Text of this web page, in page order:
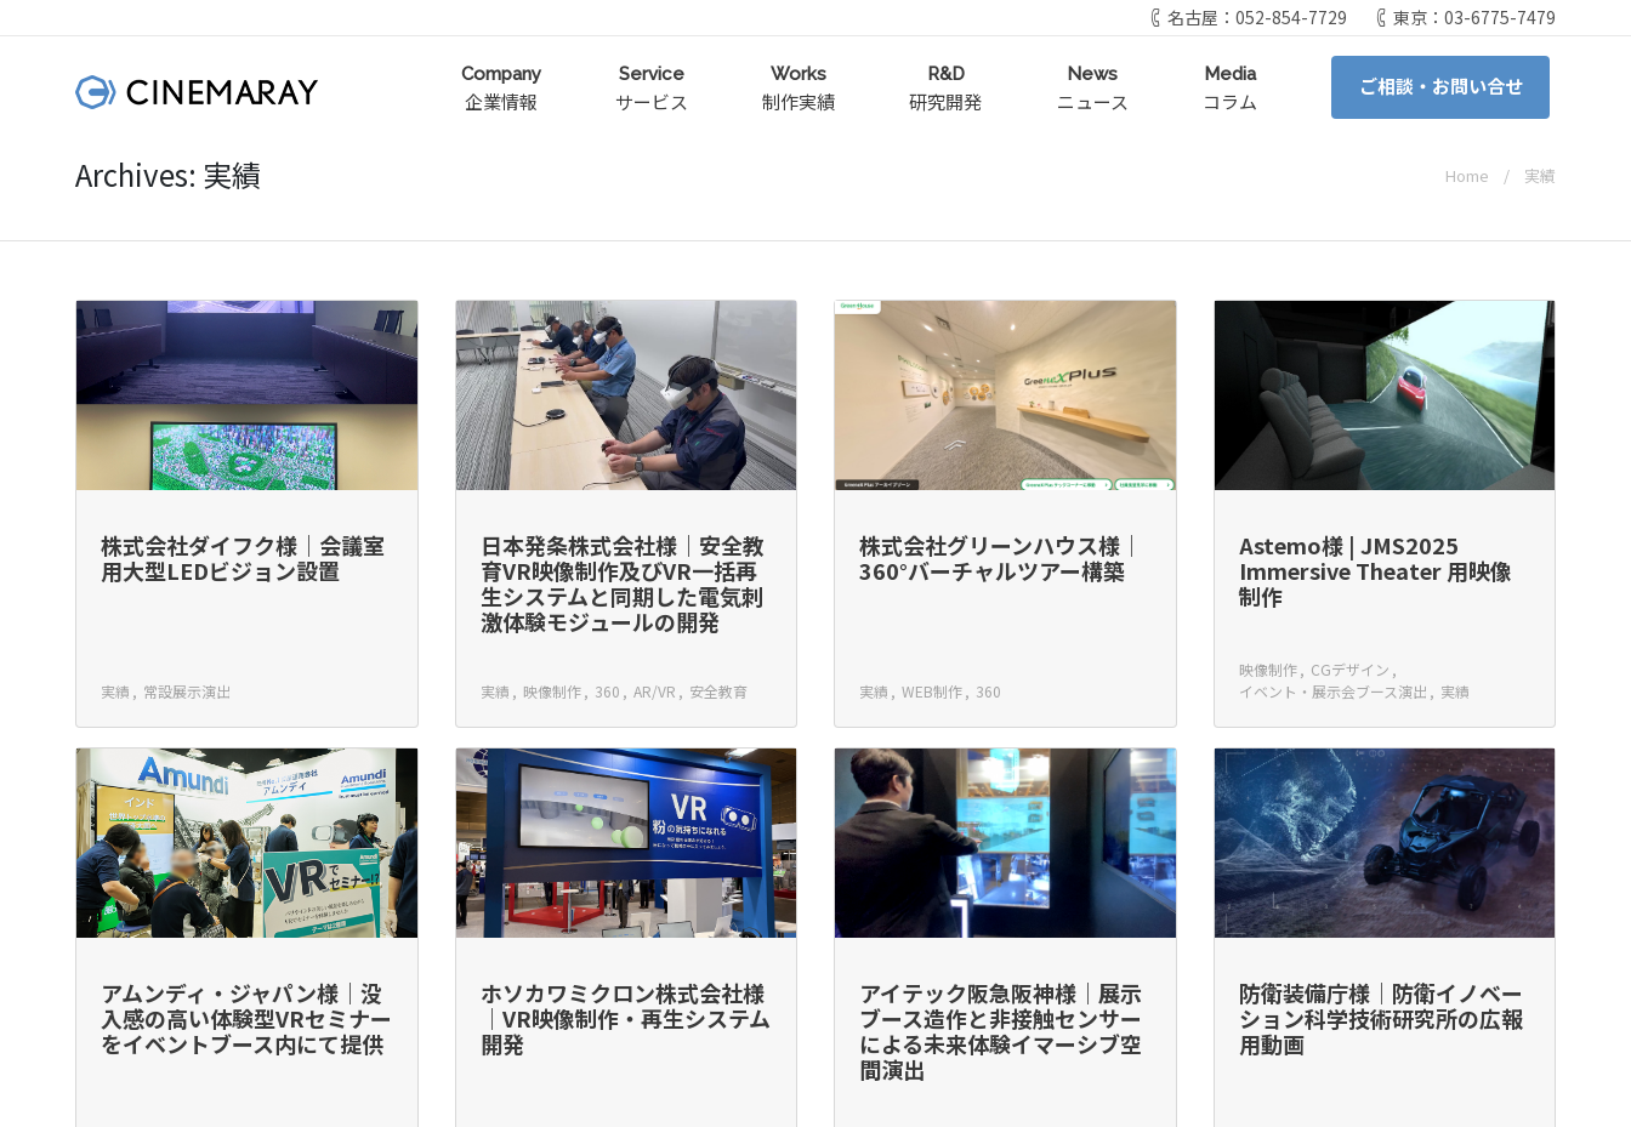
名古屋：052-854-7729 東京：03-6775-7479
Company
企業情報
Service
サービス
Works
制作実績
R&D
研究開発
News
ニュース
Media
コラム
ご相談・お問い合せ
Archives: 実績 Home 実績
株式会社ダイフク様｜会議室
用大型LEDビジョン設置
実績 常設展示演出
日本発条株式会社様｜安全教
育VR映像制作及びVR一括再
生システムと同期した電気刺
激体験モジュールの開発
実績 映像制作 360 AR/VR 安全教育
株式会社グリーンハウス様｜
360°バーチャルツアー構築
実績 WEB制作 360
Astemo様 | JMS2025
Immersive Theater 用映像
制作
映像制作
CGデザイン
イベント・展示会ブース演出
実績
アムンディ・ジャパン様｜没
入感の高い体験型VRセミナー
をイベントブース内にて提供
ホソカワミクロン株式会社様
｜VR映像制作・再生システム
開発
アイテック阪急阪神様｜展示
ブース造作と非接触センサー
による未来体験イマーシブ空
間演出
防衛装備庁様｜防衛イノベー
ション科学技術研究所の広報
用動画